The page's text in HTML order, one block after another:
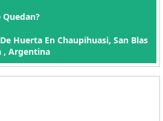
Quedan?
Huerta En Chaupihuasi, San Blas
, Argentina